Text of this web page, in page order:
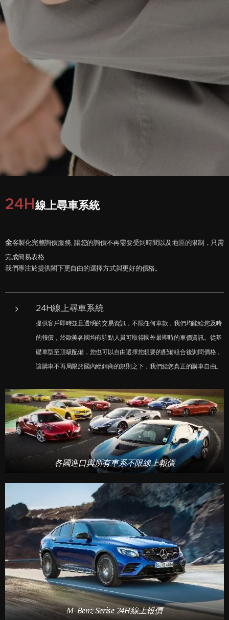
24H線上尋車系統
全客製化完整詢價服務, 讓您的詢價不再需要受到時間以及地區的限制，只需
完成簡易表格
我們專注於提供閣下更自由的選擇方式與更好的價格。
24H線上尋車系統
提供客戶即時並且透明的交易資訊，不限任何車款，我們均能給您及時
的報價，於歐美各國均有駐點人員可取得國外最即時的車價資訊。從基
礎車型至頂級配備，您也可以自由選擇您想要的配備組合後詢問價格，
讓購車不再局限於國內經銷商的規則之下，我們給您真正的購車自由。
各國進口與所有車系不限線上報價
M-Benz Serise 24H線上報價